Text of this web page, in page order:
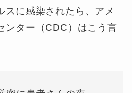
スに感染されたら、アメ
ンター（CDC）はこう言